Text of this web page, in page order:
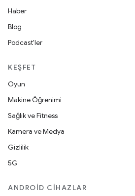
Haber
Blog
Podcast'ler
KEŞFET
Oyun
Makine Öğrenimi
Sağlık ve Fitness
Kamera ve Medya
Gizlilik
5G
ANDROID CIHAZLAR